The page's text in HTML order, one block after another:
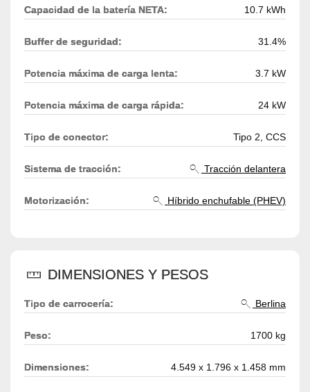
Capacidad de la batería NETA: 10.7 kWh
Buffer de seguridad: 31.4%
Potencia máxima de carga lenta: 3.7 kW
Potencia máxima de carga rápida: 24 kW
Tipo de conector: Tipo 2, CCS
Sistema de tracción: Tracción delantera
Motorización: Híbrido enchufable (PHEV)
DIMENSIONES Y PESOS
Tipo de carrocería: Berlina
Peso: 1700 kg
Dimensiones: 4.549 x 1.796 x 1.458 mm